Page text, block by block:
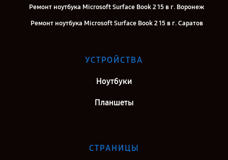
Ремонт ноутбука Microsoft Surface Book 2 15 в г. Воронеж
Ремонт ноутбука Microsoft Surface Book 2 15 в г. Саратов
Ремонт ноутбука Microsoft Surface Book 2 15 в г. Киров
Ремонт ноутбука Microsoft Surface Book 2 15 в г. Санкт-Петербург
УСТРОЙСТВА
Ноутбуки
Планшеты
СТРАНИЦЫ